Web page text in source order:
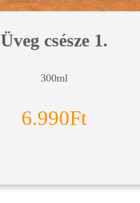
Üveg csésze 1.
300ml
6.990Ft